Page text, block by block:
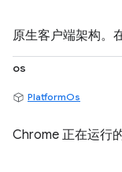
原生客户端架构。
os
PlatformOs
Chrome 正在运行